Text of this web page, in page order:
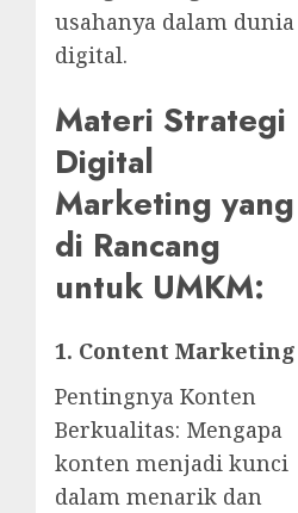
usahanya dalam dunia
digital.
Materi Strategi
Digital
Marketing yang
di Rancang
untuk UMKM:
1. Content Marketing
Pentingnya Konten
Berkualitas: Mengapa
konten menjadi kunci
dalam menarik dan